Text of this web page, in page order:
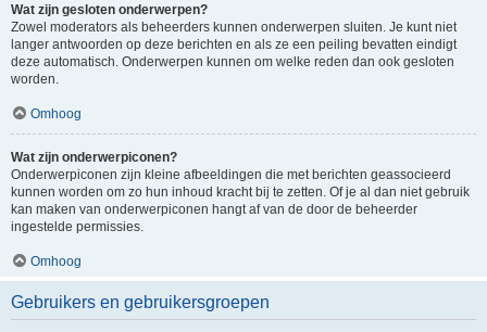
Wat zijn gesloten onderwerpen?
Zowel moderators als beheerders kunnen onderwerpen sluiten. Je kunt niet
langer antwoorden op deze berichten en als ze een peiling bevatten eindigt
deze automatisch. Onderwerpen kunnen om welke reden dan ook gesloten
worden.
Omhoog
Wat zijn onderwerpiconen?
Onderwerpiconen zijn kleine afbeeldingen die met berichten geassocieerd
kunnen worden om zo hun inhoud kracht bij te zetten. Of je al dan niet gebruik
kan maken van onderwerpiconen hangt af van de door de beheerder
ingestelde permissies.
Omhoog
Gebruikers en gebruikersgroepen